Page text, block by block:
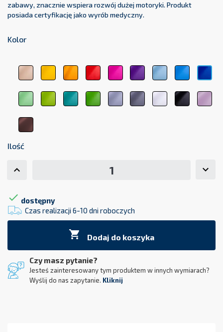
zabawy, znacznie wspiera rozwój dużej motoryki. Produkt
posiada certyfikację jako wyrób medyczny.
Kolor
beżowy
1044
żółty
1123
pomarańczowy
1017
czerwony
3104
różowy
3333
fioletowy
5161
błękitny
5348
5154
jasnozielony
6156
zielony
6248
zielony
medyczny
ciemnozielony
6263
jasnoszary
7000
ciemnoszary
7107
biały
9001
czarny
9011
róż
brązowy
8017
Ilość
 dostępny
Czas realizacji 6-10 dni roboczych
 Dodaj do koszyka
Czy masz pytanie?
Jesteś zainteresowany tym produktem w innych wymiarach?
Wyślij do nas zapytanie. Kliknij